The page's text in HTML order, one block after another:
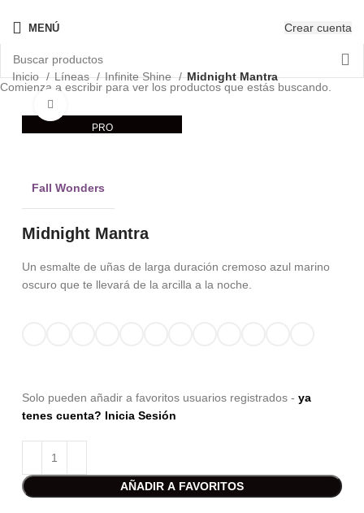
MENÚ Crear cuenta
Inicio Líneas Infinite Shine Midnight Mantra
PRO
Fall Wonders
Midnight Mantra
Un esmalte de uñas de larga duración cremoso azul marino
oscuro que te llevará de la arcilla a la noche.
Solo pueden añadir a favoritos usuarios registrados - ya
tenes cuenta? Inicia Sesión
AÑADIR A FAVORITOS
Comienza a escribir para ver los productos que estás buscando.